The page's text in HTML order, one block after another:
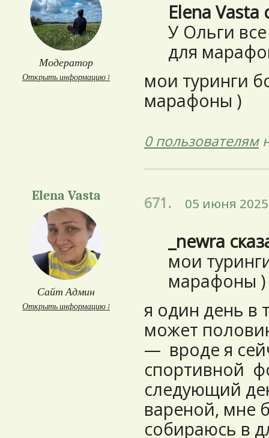
Модератор
Открыть информацию ↓
Elena Vasta
У Ольги
для
мои туринги
марафоны )
0 пользователям
Elena Vasta
Сайт Админ
Открыть информацию ↓
671. 05 июня
_newra
мои
марафоны )
я один день в
может
— вроде я
спортивной
следующий
вареной, мне
собираюсь в